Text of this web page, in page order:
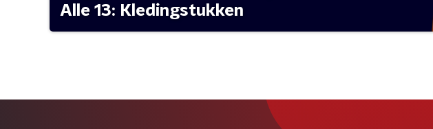
Alle 13: Kledingstukken